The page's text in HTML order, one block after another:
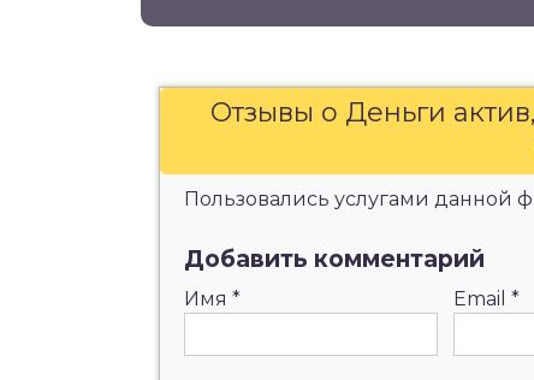
Отзывы о Деньги
Пользовались услугами данной
Добавить комментарий
Имя * Email *